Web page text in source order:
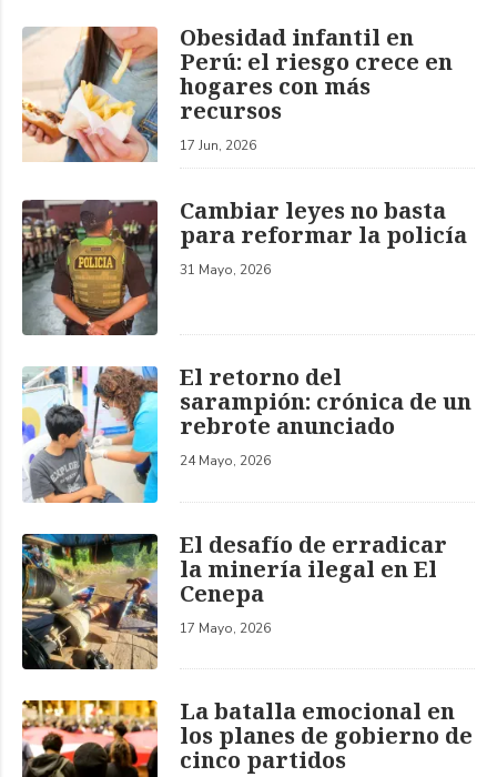
Obesidad infantil en
Perú: el riesgo crece en
hogares con más
recursos
17 Jun, 2026
Cambiar leyes no basta
para reformar la policía
31 Mayo, 2026
El retorno del
sarampión: crónica de un
rebrote anunciado
24 Mayo, 2026
El desafío de erradicar
la minería ilegal en El
Cenepa
17 Mayo, 2026
La batalla emocional en
los planes de gobierno de
cinco partidos